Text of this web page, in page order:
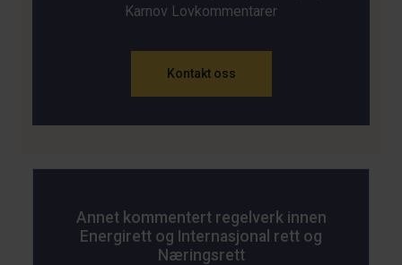
Karnov Lovkommentarer
Kontakt oss
Annet kommentert regelverk innen
Energirett og Internasjonal rett og
Næringsrett